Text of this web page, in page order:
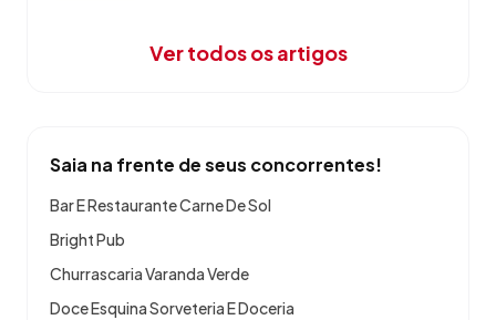
Ver todos os artigos
Saia na frente de seus concorrentes!
Bar E Restaurante Carne De Sol
Bright Pub
Churrascaria Varanda Verde
Doce Esquina Sorveteria E Doceria